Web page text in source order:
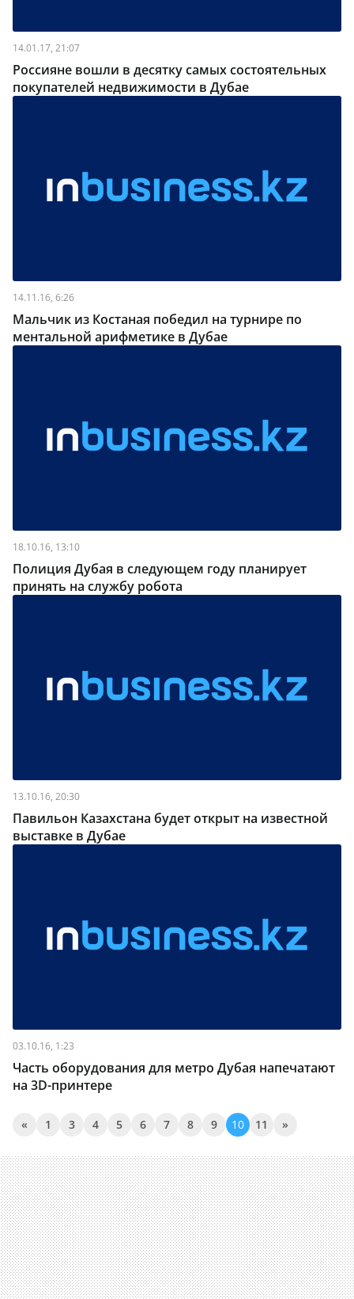
14.01.17, 21:07
Россияне вошли в десятку самых состоятельных
покупателей недвижимости в Дубае
14.11.16, 6:26
Мальчик из Костаная победил на турнире по
ментальной арифметике в Дубае
18.10.16, 13:10
Полиция Дубая в следующем году планирует
принять на службу робота
13.10.16, 20:30
Павильон Казахстана будет открыт на известной
выставке в Дубае
03.10.16, 1:23
Часть оборудования для метро Дубая напечатают
на 3D-принтере
« 1 3 4 5 6 7 8 9 10 11 »